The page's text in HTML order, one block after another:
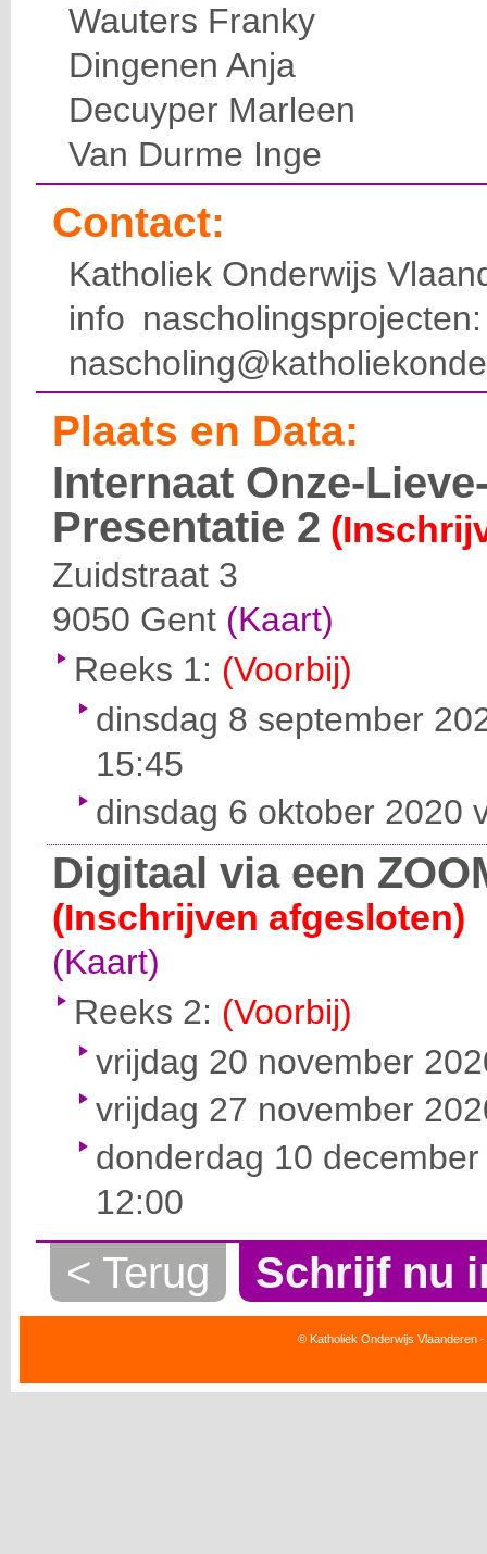
Wauters Franky
Dingenen Anja
Decuyper Marleen
Van Durme Inge
Contact:
Katholiek Onderwijs
info
Plaats en Data:
Internaat Onze-
Presentatie 2
Zuidstraat 3
9050 Gent (Kaart)
Reeks 1: (Voorbij)
dinsdag 8 september
15:45
dinsdag 6 oktober 2020
Digitaal via een
(Inschrijven afgesloten)
(Kaart)
Reeks 2: (Voorbij)
vrijdag 20 november
vrijdag 27 november
donderdag 10
12:00
< Terug Schrijf nu
© Katholiek Onderwijs Vlaanderen